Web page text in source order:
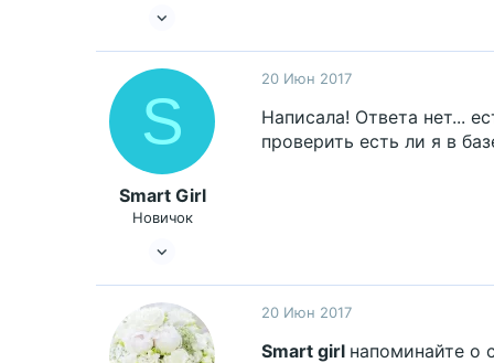
S
Smart Girl
Новичок
20 Июн 2017
Написала! Ответа нет...
проверить есть ли я в
20 Июн 2017
Smart girl напоминайте о